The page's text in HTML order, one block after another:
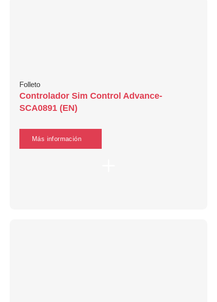
Folleto
Controlador Sim Control Advance-
SCA0891 (EN)
Más información